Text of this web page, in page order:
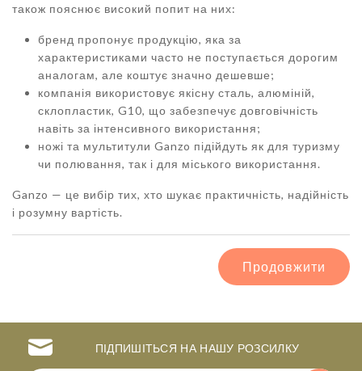
також пояснює високий попит на них:
бренд пропонує продукцію, яка за
характеристиками часто не поступається дорогим
аналогам, але коштує значно дешевше;
компанія використовує якісну сталь, алюміній,
склопластик, G10, що забезпечує довговічність
навіть за інтенсивного використання;
ножі та мультитули Ganzo підійдуть як для туризму
чи полювання, так і для міського використання.
Ganzo — це вибір тих, хто шукає практичність, надійність
і розумну вартість.
Продовжити
ПІДПИШІТЬСЯ НА НАШУ РОЗСИЛКУ